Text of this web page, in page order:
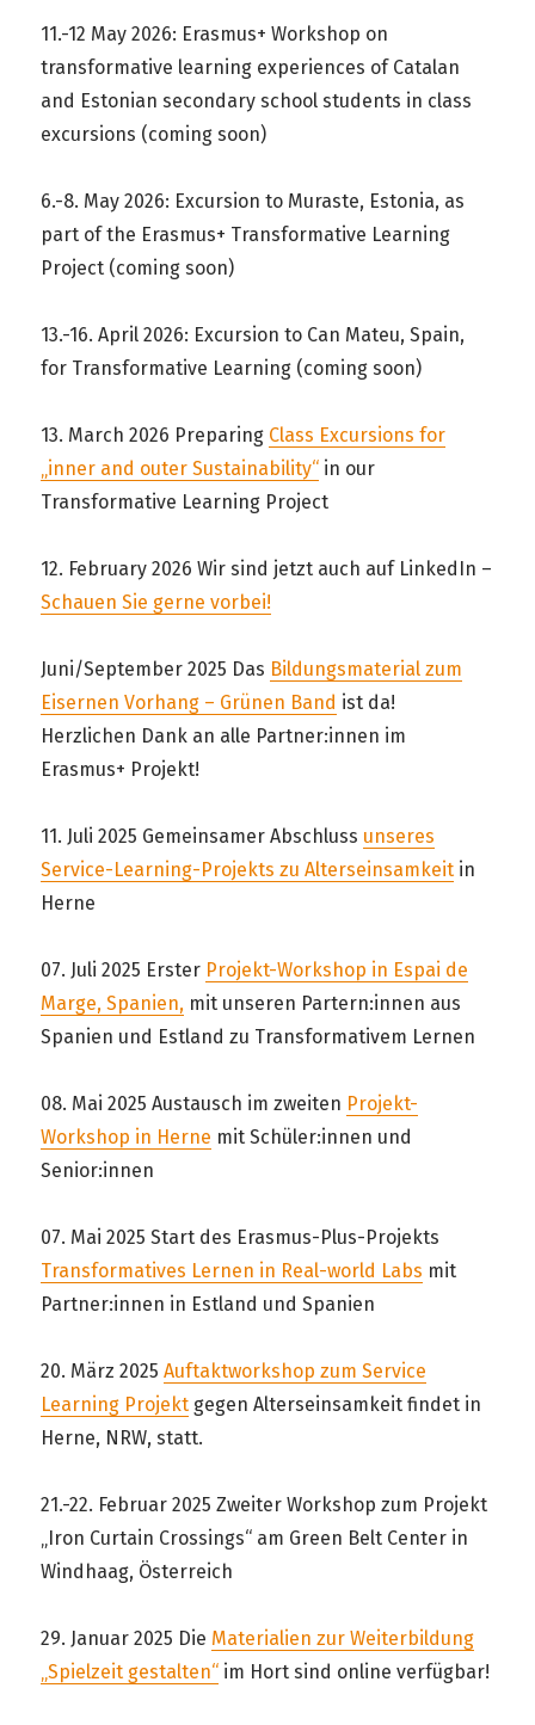
11.-12 May 2026: Erasmus+ Workshop on
transformative learning experiences of Catalan
and Estonian secondary school students in class
excursions (coming soon)
6.-8. May 2026: Excursion to Muraste, Estonia, as
part of the Erasmus+ Transformative Learning
Project (coming soon)
13.-16. April 2026: Excursion to Can Mateu, Spain,
for Transformative Learning (coming soon)
13. March 2026 Preparing Class Excursions for
„inner and outer Sustainability“ in our
Transformative Learning Project
12. February 2026 Wir sind jetzt auch auf LinkedIn –
Schauen Sie gerne vorbei!
Juni/September 2025 Das Bildungsmaterial zum
Eisernen Vorhang – Grünen Band ist da!
Herzlichen Dank an alle Partner:innen im
Erasmus+ Projekt!
11. Juli 2025 Gemeinsamer Abschluss unseres
Service-Learning-Projekts zu Alterseinsamkeit in
Herne
07. Juli 2025 Erster Projekt-Workshop in Espai de
Marge, Spanien, mit unseren Partern:innen aus
Spanien und Estland zu Transformativem Lernen
08. Mai 2025 Austausch im zweiten Projekt-
Workshop in Herne mit Schüler:innen und
Senior:innen
07. Mai 2025 Start des Erasmus-Plus-Projekts
Transformatives Lernen in Real-world Labs mit
Partner:innen in Estland und Spanien
20. März 2025Auftaktworkshop zum Service
Learning Projekt gegen Alterseinsamkeit findet in
Herne, NRW, statt.
21.-22. Februar 2025 Zweiter Workshop zum Projekt
„Iron Curtain Crossings“ am Green Belt Center in
Windhaag, Österreich
29. Januar 2025 Die Materialien zur Weiterbildung
„Spielzeit gestalten“ im Hort sind online verfügbar!